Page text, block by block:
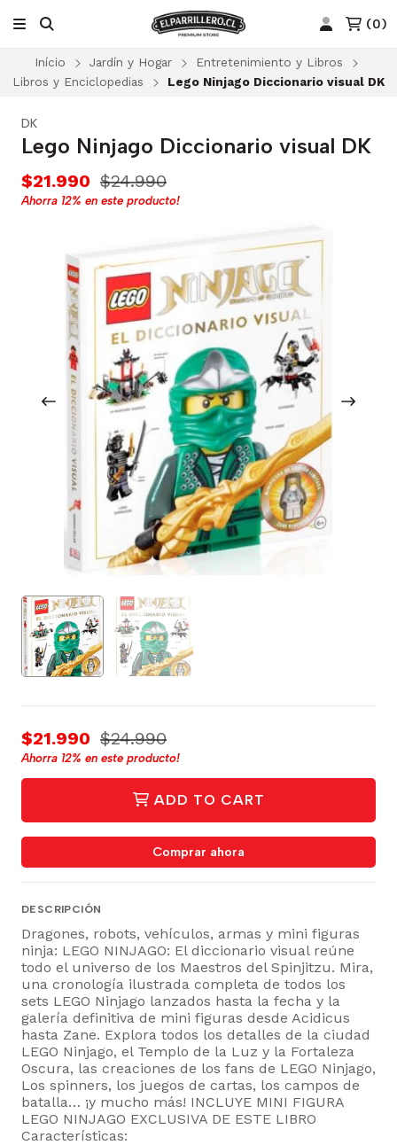
(0)
Início Jardín y Hogar
Entretenimiento y Libros
Libros y Enciclopedias
Lego Ninjago Diccionario visual DK
DK
Lego Ninjago Diccionario visual DK
$21.990 $24.990
Ahorra 12% en este producto!
$21.990 $24.990
Ahorra 12% en este producto!
ADD TO CART
Comprar ahora
DESCRIPCIÓN
Dragones, robots, vehículos, armas y mini figuras
ninja: LEGO NINJAGO: El diccionario visual reúne
todo el universo de los Maestros del Spinjitzu. Mira,
una cronología ilustrada completa de todos los
sets LEGO Ninjago lanzados hasta la fecha y la
galería definitiva de mini figuras desde Acidicus
hasta Zane. Explora todos los detalles de la ciudad
LEGO Ninjago, el Templo de la Luz y la Fortaleza
Oscura, las creaciones de los fans de LEGO Ninjago,
Los spinners, los juegos de cartas, los campos de
batalla… ¡y mucho más! INCLUYE MINI FIGURA
LEGO NINJAGO EXCLUSIVA DE ESTE LIBRO
Características: